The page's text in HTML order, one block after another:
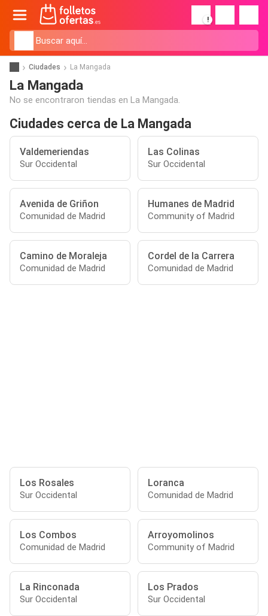
!
Ciudades La Mangada
La Mangada
No se encontraron tiendas en La Mangada.
Ciudades cerca de La Mangada
Valdemeriendas
Sur Occidental
Las Colinas
Sur Occidental
Avenida de Griñon
Comunidad de Madrid
Humanes de Madrid
Community of Madrid
Camino de Moraleja
Comunidad de Madrid
Cordel de la Carrera
Comunidad de Madrid
Los Rosales
Sur Occidental
Loranca
Comunidad de Madrid
Los Combos
Comunidad de Madrid
Arroyomolinos
Community of Madrid
La Rinconada
Sur Occidental
Los Prados
Sur Occidental